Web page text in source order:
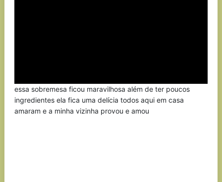
essa sobremesa ficou maravilhosa além de ter poucos
ingredientes ela fica uma delícia todos aqui em casa
amaram e a minha vizinha provou e amou